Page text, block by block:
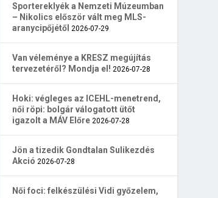
Sportereklyék a Nemzeti Múzeumban
– Nikolics először vált meg MLS-
aranycipőjétől 2026-07-29
Van véleménye a KRESZ megújítás
tervezetéről? Mondja el! 2026-07-28
Hoki: végleges az ICEHL-menetrend,
női röpi: bolgár válogatott ütőt
igazolt a MÁV Előre 2026-07-28
Jön a tizedik Gondtalan Sulikezdés
Akció 2026-07-28
Női foci: felkészülési Vidi győzelem,